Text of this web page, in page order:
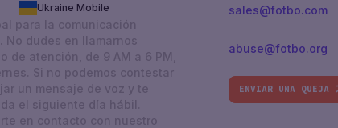
Ukraine Mobile
para la comunicación
dudes en llamarnos
de atención, de 9 AM a 6 PM,
Si no podemos contestar
un mensaje de voz y te
el siguiente día hábil.
en contacto con nuestro
sales@fotbo.com
abuse@fotbo.org
ENVIAR UNA QUEJA